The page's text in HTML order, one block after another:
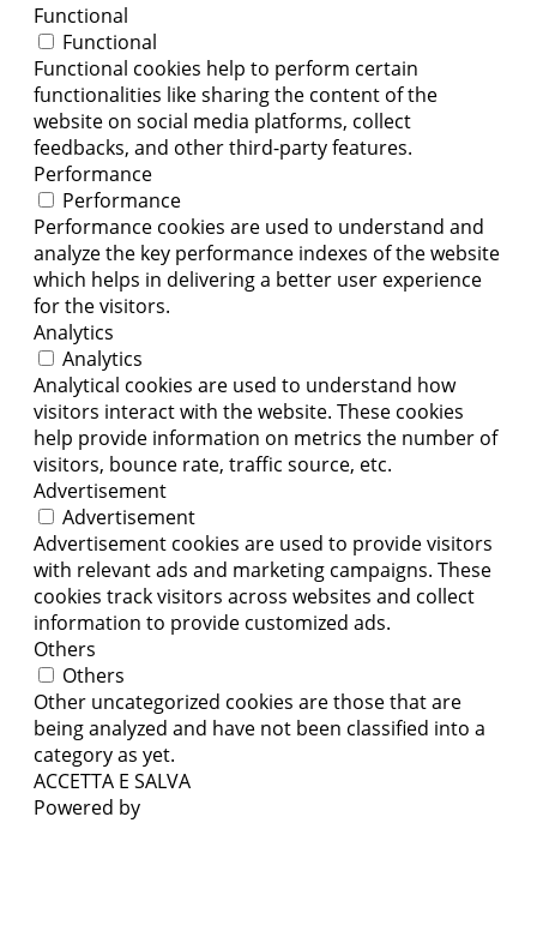
Functional
Functional
Functional cookies help to perform certain
functionalities like sharing the content of the
website on social media platforms, collect
feedbacks, and other third-party features.
Performance
Performance
Performance cookies are used to understand and
analyze the key performance indexes of the website
which helps in delivering a better user experience
for the visitors.
Analytics
Analytics
Analytical cookies are used to understand how
visitors interact with the website. These cookies
help provide information on metrics the number of
visitors, bounce rate, traffic source, etc.
Advertisement
Advertisement
Advertisement cookies are used to provide visitors
with relevant ads and marketing campaigns. These
cookies track visitors across websites and collect
information to provide customized ads.
Others
Others
Other uncategorized cookies are those that are
being analyzed and have not been classified into a
category as yet.
ACCETTA E SALVA
Powered by